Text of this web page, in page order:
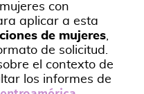
con
aplicar a esta
de mujeres,
de solicitud.
el contexto de
los informes de